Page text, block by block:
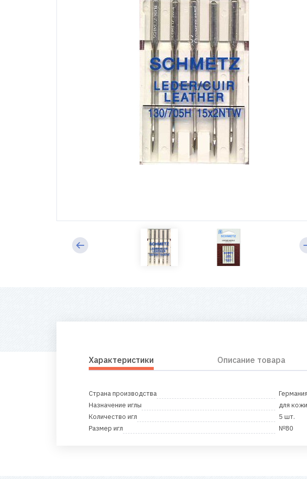
Характеристики Описание товара
Страна производства
Германия
Назначение иглы
для кожи
Количество игл
5 шт.
Размер игл
№80